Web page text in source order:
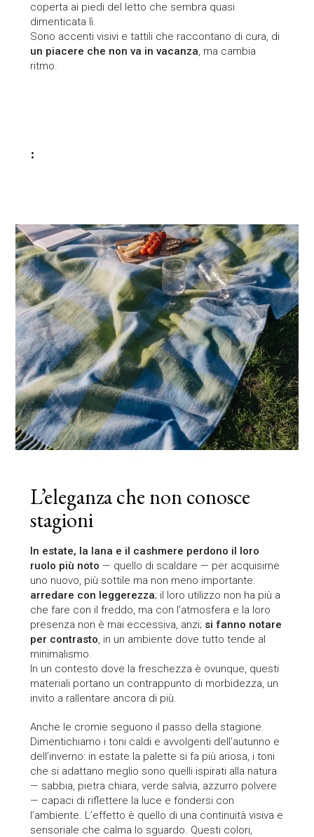
coperta ai piedi del letto che sembra quasi
dimenticata lì.
Sono accenti visivi e tattili che raccontano di cura, di
un piacere che non va in vacanza, ma cambia
ritmo.
:
L’eleganza che non conosce
stagioni
In estate, la lana e il cashmere perdono il loro
ruolo più noto — quello di scaldare — per acquisirne
uno nuovo, più sottile ma non meno importante:
arredare con leggerezza; il loro utilizzo non ha più a
che fare con il freddo, ma con l’atmosfera e la loro
presenza non è mai eccessiva, anzi; si fanno notare
per contrasto, in un ambiente dove tutto tende al
minimalismo.
In un contesto dove la freschezza è ovunque, questi
materiali portano un contrappunto di morbidezza, un
invito a rallentare ancora di più.
Anche le cromie seguono il passo della stagione.
Dimentichiamo i toni caldi e avvolgenti dell’autunno e
dell’inverno: in estate la palette si fa più ariosa, i toni
che si adattano meglio sono quelli ispirati alla natura
— sabbia, pietra chiara, verde salvia, azzurro polvere
— capaci di riflettere la luce e fondersi con
l’ambiente. L’effetto è quello di una continuità visiva e
sensoriale che calma lo sguardo. Questi colori,